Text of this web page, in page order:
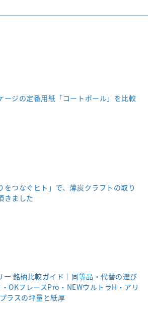
ージの定番用紙「コートボール」を比較
をつなぐヒト」で、薄炭クラフトの取り
きました
ー 銘柄比較ガイド｜同等品・代替の選び
OKフレースPro・NEWウルトラH・アリ
ラスの坪量と紙厚